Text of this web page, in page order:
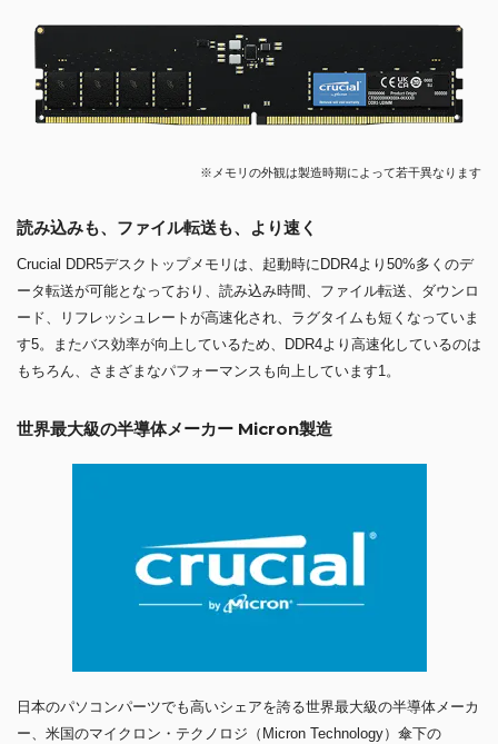
※メモリの外観は製造時期によって若干異なります
読み込みも、ファイル転送も、より速く
Crucial DDR5デスクトップメモリは、起動時にDDR4より50%多くのデ
ータ転送が可能となっており、読み込み時間、ファイル転送、ダウンロ
ード、リフレッシュレートが高速化され、ラグタイムも短くなっていま
す5。またバス効率が向上しているため、DDR4より高速化しているのは
もちろん、さまざまなパフォーマンスも向上しています1。
世界最大級の半導体メーカー Micron製造
日本のパソコンパーツでも高いシェアを誇る世界最大級の半導体メーカ
ー、米国のマイクロン・テクノロジ（Micron Technology）傘下の